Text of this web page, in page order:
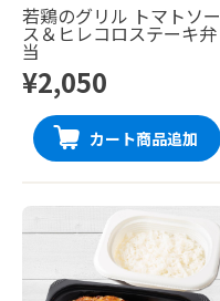
若鶏のグリル トマトソー
ス＆ヒレコロステーキ弁
当
¥2,050
カート商品追加